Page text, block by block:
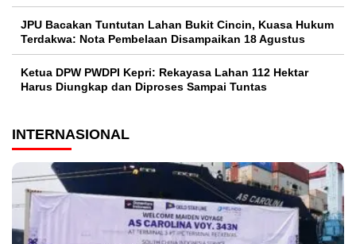
JPU Bacakan Tuntutan Lahan Bukit Cincin, Kuasa Hukum
Terdakwa: Nota Pembelaan Disampaikan 18 Agustus
Ketua DPW PWDPI Kepri: Rekayasa Lahan 112 Hektar
Harus Diungkap dan Diproses Sampai Tuntas
INTERNASIONAL